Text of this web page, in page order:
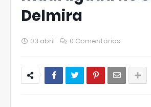
Delmira
03 abril 0 Comentários